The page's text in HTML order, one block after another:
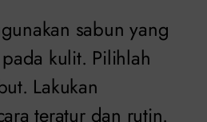
sabun yang
kulit. Pilihlah
Lakukan
teratur dan rutin.